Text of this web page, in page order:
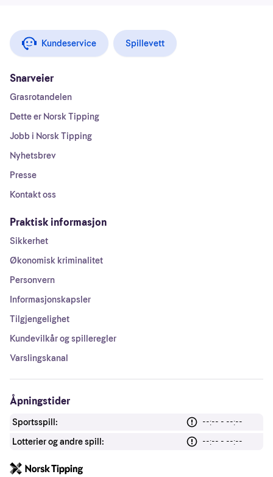
Kundeservice Spillevett
Snarveier
Grasrotandelen
Dette er Norsk Tipping
Jobb i Norsk Tipping
Nyhetsbrev
Presse
Kontakt oss
Praktisk informasjon
Sikkerhet
Økonomisk kriminalitet
Personvern
Informasjonskapsler
Tilgjengelighet
Kundevilkår og spilleregler
Varslingskanal
Åpningstider
Sportsspill:
--:-- - --:--
Lotterier og andre spill:
--:-- - --:--